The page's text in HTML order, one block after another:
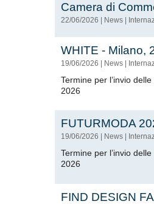
Camera di
22/06/2026 News
WHITE - Milano,
19/06/2026 News
Termine per l’invio
2026
FUTURMODA
19/06/2026 News
Termine per l’invio
2026
FIND DESIGN